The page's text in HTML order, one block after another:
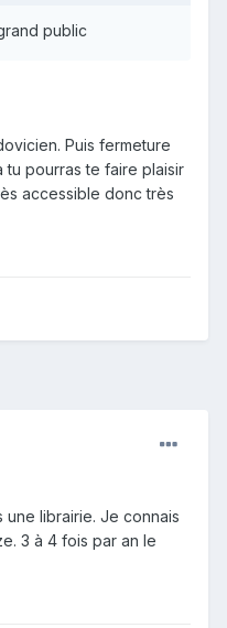
public
Puis fermeture
pourras te faire plaisir
accessible donc très
librairie. Je connais
3 à 4 fois par an le